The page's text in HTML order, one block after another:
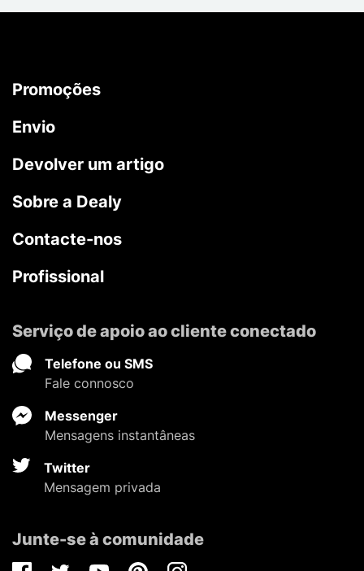
Promoções
Envio
Devolver um artigo
Sobre a Dealy
Contacte-nos
Profissional
Serviço de apoio ao cliente conectado
Telefone ou SMS
Fale connosco
Messenger
Mensagens instantâneas
Twitter
Mensagem privada
Junte-se à comunidade